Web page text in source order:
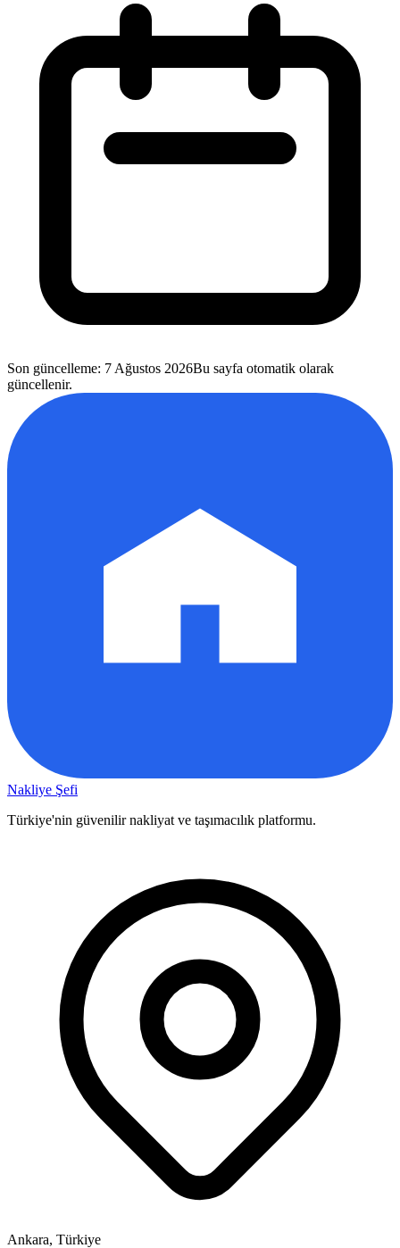
Son güncelleme: 7 Ağustos 2026Bu sayfa otomatik olarak
güncellenir.
Nakliye Şefi
Türkiye'nin güvenilir nakliyat ve taşımacılık platformu.
Ankara, Türkiye